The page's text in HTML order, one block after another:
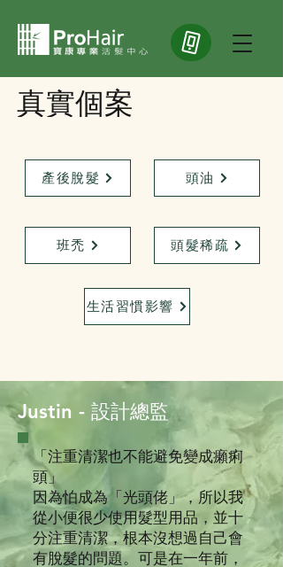
​真實個案
產後脫髮 頭油
班禿 頭髮稀疏
生活習慣影響
Justin - 設計總監
「注重清潔也不能避免變成癩痢
頭」
因為怕成為「光頭佬」，所以我
從小便很少使用髮型用品，並十
分注重清潔，根本沒想過自己會
有脫髮的問題。可是在一年前，